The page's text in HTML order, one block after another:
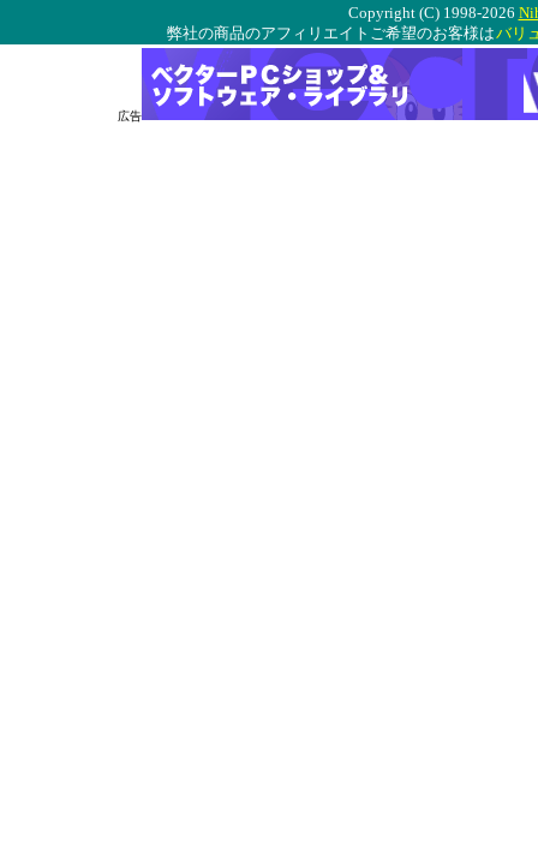
Copyright (C) 1998-2026
弊社の商品のアフィリエイトご希望のお客様はバリ
広告